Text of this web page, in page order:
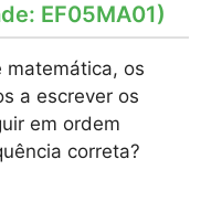
EF05MA01)
matemática, os
a escrever os
em ordem
correta?